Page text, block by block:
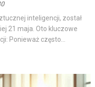
inteligencji, został
21 maja. Oto kluczowe
Ponieważ często...